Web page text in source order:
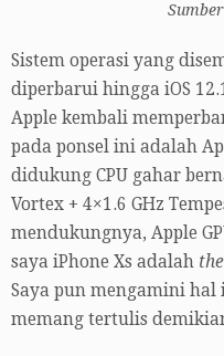
Sistem operasi yang
diperbarui hingga iOS
Apple kembali
pada ponsel ini adalah
didukung CPU gahar
Vortex + 4×1.6 GHz
mendukungnya, Apple
saya iPhone Xs adalah
Saya pun mengamini
memang tertulis